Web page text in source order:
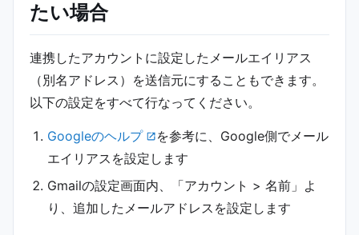
たい場合
連携したアカウントに設定したメールエイリアス
（別名アドレス）を送信元にすることもできます。
以下の設定をすべて行なってください。
Googleのヘルプ
を参考に、Google側でメール
エイリアスを設定します
Gmailの設定画面内、「アカウント > 名前」よ
り、追加したメールアドレスを設定します